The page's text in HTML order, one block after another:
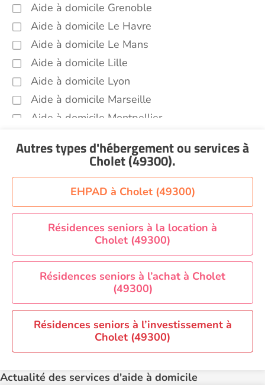
médicaux...) Cholet (49300)
Promenade animaux de compagnie Cholet
(49300)
Voir toutes les aides à domicile à Cholet (49300)
Aide à domicile Grenoble
Aide à domicile Le Havre
Aide à domicile Le Mans
Aide à domicile Lille
Aide à domicile Lyon
Aide à domicile Marseille
Aide à domicile Montpellier
Aide à domicile Nice
Aide à domicile Orléans
Aide à domicile Paris
Aide à domicile Perpignan
Aide à domicile Rennes
Aide à domicile Saint-Etienne
Aide à domicile Toulouse
Recherche par ville
Autres types d'hébergement ou servicesà
Cholet (49300).
EHPAD à Cholet (49300)
Résidences seniors à la location à
Cholet (49300)
Résidences seniors à l’achat à Cholet
(49300)
Résidences seniors à l’investissement à
Cholet (49300)
Actualité des services d'aide à domicile